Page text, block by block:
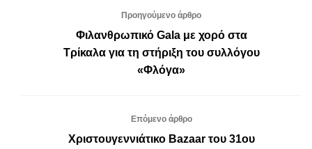
Προηγούμενο άρθρο
Φιλανθρωπικό Gala με χορό στα
Τρίκαλα για τη στήριξη του συλλόγου
«Φλόγα»
Επόμενο άρθρο
Χριστουγεννιάτικο Bazaar του 31ου